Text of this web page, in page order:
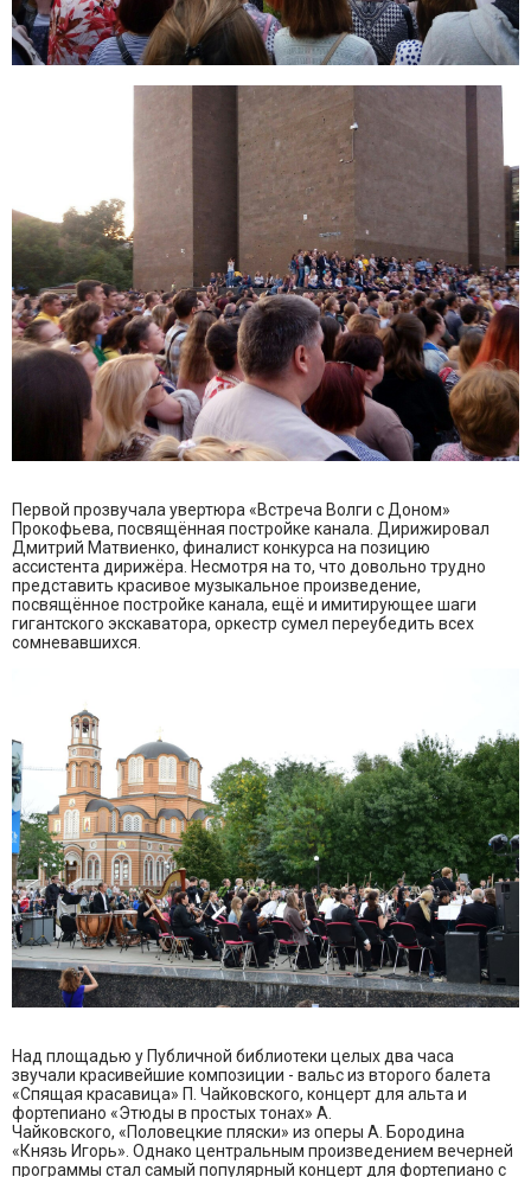
Первой прозвучала увертюра «Встреча Волги с Доном»
Прокофьева, посвящённая постройке канала. Дирижировал
Дмитрий Матвиенко, финалист конкурса на позицию
ассистента дирижёра. Несмотря на то, что довольно трудно
представить красивое музыкальное произведение,
посвящённое постройке канала, ещё и имитирующее шаги
гигантского экскаватора, оркестр сумел переубедить всех
сомневавшихся.
Над площадью у Публичной библиотеки целых два часа
звучали красивейшие композиции - вальс из второго балета
«Спящая красавица» П. Чайковского, концерт для альта и
фортепиано «Этюды в простых тонах» А.
Чайковского, «Половецкие пляски» из оперы А. Бородина
«Князь Игорь». Однако центральным произведением вечерней
программы стал самый популярный концерт для фортепиано с